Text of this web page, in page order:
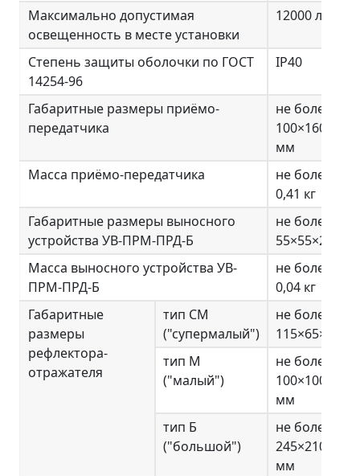
Максимально допустимая
освещенность в месте установки
12000 лк
Степень защиты оболочки по ГОСТ
14254-96
IP40
Габаритные размеры приёмо-
передатчика
не более
100×160×127
мм
Масса приёмо-передатчика
не более
0,41 кг
Габаритные размеры выносного
устройства УВ-ПРМ-ПРД-Б
не более
55×55×21 мм
Масса выносного устройства УВ-
ПРМ-ПРД-Б
не более
0,04 кг
Габаритные
размеры
рефлектора-
отражателя
тип СМ
("супермалый")
не более
115×65×8 мм
тип М
("малый")
не более
100×100×9
мм
тип Б
("большой")
не более
245×210×16
мм